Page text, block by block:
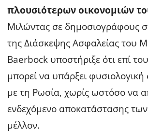
πλουσιότερων οικονομιών
Μιλώντας σε δημοσιογράφους
της Διάσκεψης Ασφαλείας του
Baerbock υποστήριξε ότι επί
μπορεί να υπάρξει
με τη Ρωσία, χωρίς ωστόσο να
ενδεχόμενο αποκατάστασης
μέλλον.